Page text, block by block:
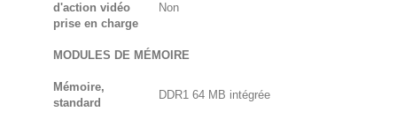
d'action vidéo
prise en charge
Non
MODULES DE MÉMOIRE
Mémoire,
standard
DDR1 64 MB intégrée